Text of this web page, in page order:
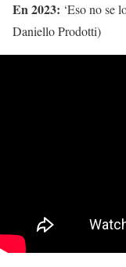
En 2023: ‘Eso no se
Daniello Prodotti)